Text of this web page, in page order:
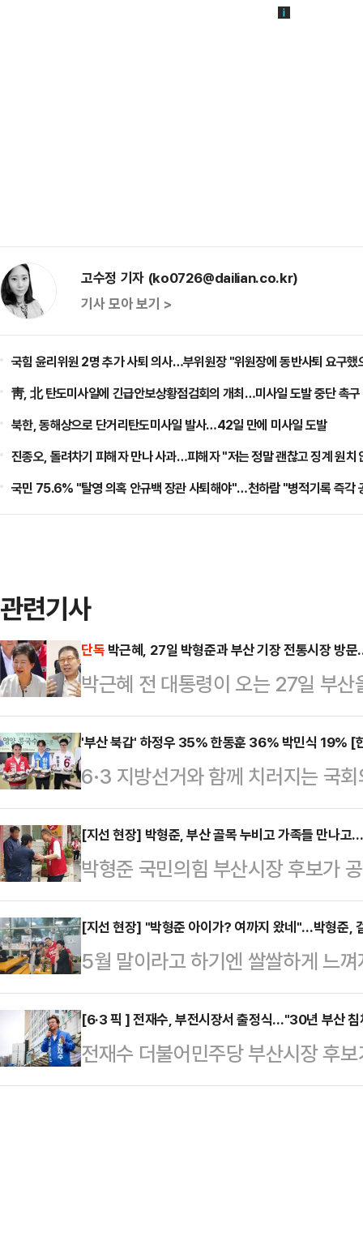
고수정 기자 (ko0726@dailian.co.kr)
기사 모아 보기 >
국힘 윤리위원 2명 추가 사퇴 의사…부위원장 "위원장에 동반사퇴 요구했
靑, 北 탄도미사일에 긴급안보상황점검회의 개최…미사일 도발 중단 촉구
북한, 동해상으로 단거리탄도미사일 발사…42일 만에 미사일 도발
진종오, 돌려차기 피해자 만나 사과…피해자 "저는 정말 괜찮고 징계 원치
국민 75.6% "탈영 의혹 안규백 장관 사퇴해야"…천하람 "병적기록 즉각
관련기사
단독박근혜, 27일 박형준과 부산 기장 전통시장 방
박근혜 전 대통령이 오는 27일 부
보 지원에 나선다.25일 데일리안
시께 박형준 후보와 부산 기장군 내
자는 데일리안에 "보수 대결집을
며 "박 후보와 함께 전통시장을 둘
밝혔다.이날 기준으로 6·3 지방선
의 부산 방문은 보수 결집을 촉발할
시장 선거는 …
'부산 북갑' 하정우 35% 한동훈 36% 박민식 19% [
6·3 지방선거와 함께 치러지는 국
는 부산 북갑에서 하정우 더불어민
위 내 격전을 벌이고 있는 것으로
난 21∼22일 무선 100% 전화면접
선거 후보자 지지도를 조사한 결과
36%의 지지를 얻은 것으로 집계
민의힘 후보를 지지한다고 답한 응
는 40대와 50…
[지선 현장] 박형준, 부산 골목 누비고 가족들 만나고
박형준 국민의힘 부산시장 후보가
심 현장 행보에 집중했다. 가족의
축제 현장을 방문해 인사를 나누거
준 후보는 23일 오전 10시 부산 서
서대신4동 10통과 11통 지역으로
220m의 고개에 자리한 마을이다.
집단으로 거주하며 꽃재배를 생업
만 현재 꽃마을…
[지선 현장] "박형준 아이가? 여까지 왔네"…박형준,
5월 말이라고 하기엔 쌀쌀하게 느
한 비프 광장에선 약간의 소란이 일
3선 부산광역시장에 도전하는 박
산시장을 지낸 박 후보의 인기는 쌀
았다.금요일 저녁인만큼 거리를 가
[6·3 픽 ] 전재수, 부전시장서 출정식…"30년 부산 침
전재수 더불어민주당 부산시장 후
출정식을 열고 "30년 침체 끝내고 '